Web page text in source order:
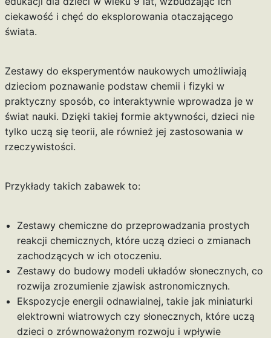
ciekawość i chęć do eksplorowania otaczającego
świata.
Zestawy do eksperymentów naukowych umożliwiają
dzieciom poznawanie podstaw chemii i fizyki w
praktyczny sposób, co interaktywnie wprowadza je w
świat nauki. Dzięki takiej formie aktywności, dzieci nie
tylko uczą się teorii, ale również jej zastosowania w
rzeczywistości.
Przykłady takich zabawek to:
Zestawy chemiczne do przeprowadzania prostych
reakcji chemicznych, które uczą dzieci o zmianach
zachodzących w ich otoczeniu.
Zestawy do budowy modeli układów słonecznych, co
rozwija zrozumienie zjawisk astronomicznych.
Ekspozycje energii odnawialnej, takie jak miniaturki
elektrowni wiatrowych czy słonecznych, które uczą
dzieci o zrównoważonym rozwoju i wpływie